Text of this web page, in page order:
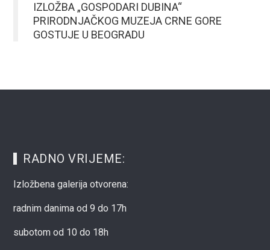
IZLOŽBA „GOSPODARI DUBINA“
PRIRODNJAČKOG MUZEJA CRNE GORE
GOSTUJE U BEOGRADU
RADNO VRIJEME:
Izložbena galerija otvorena:
radnim danima od 9 do 17h
subotom od 10 do 18h